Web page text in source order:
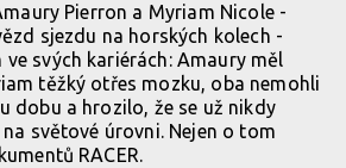
Pierron a Myriam Nicole -
sjezdu na horských kolech -
svých kariérách: Amaury měl
těžký otřes mozku, oba nemohli
dobu a hrozilo, že se už nikdy
světové úrovni. Nejen o tom
RACER.